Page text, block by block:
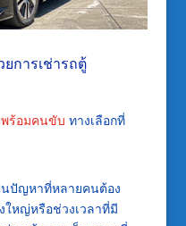
การเช่ารถตู้
ร้อมคนขับ ทางเลือกที่
ปัญหาที่หลายคนต้อง
ใหญ่หรือช่วงเวลาที่มี